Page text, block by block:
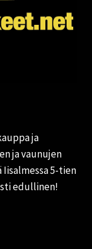
ja
ja vaunujen
5-tien
edullinen!